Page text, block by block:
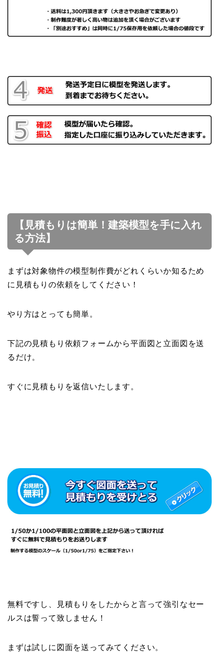
【見積もりは簡単！建築模型を手に入れ
る方法】
まずは対象物件の模型制作費がどれくらいか知るため
に見積もりの依頼をしてください！
やり方はとっても簡単。
下記の見積もり依頼フォームから平面図と立面図を送
るだけ。
すぐに見積もりを返信いたします。
無料ですし、見積もりをしたからと言って強引なセー
ルスは誓って致しません！
まずは試しに図面を送ってみてください。